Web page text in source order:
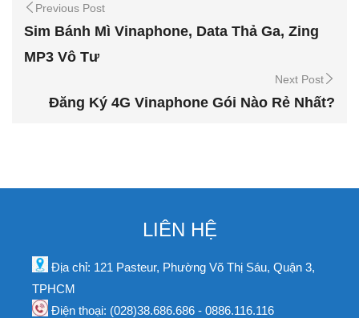
Previous Post
Sim Bánh Mì Vinaphone, Data Thả Ga, Zing
MP3 Vô Tư
Next Post
Đăng Ký 4G Vinaphone Gói Nào Rẻ Nhất?
LIÊN HỆ
Địa chỉ: 121 Pasteur, Phường Võ Thị Sáu, Quận 3,
TPHCM
Điện thoại: (028)38.686.686 - 0886.116.116